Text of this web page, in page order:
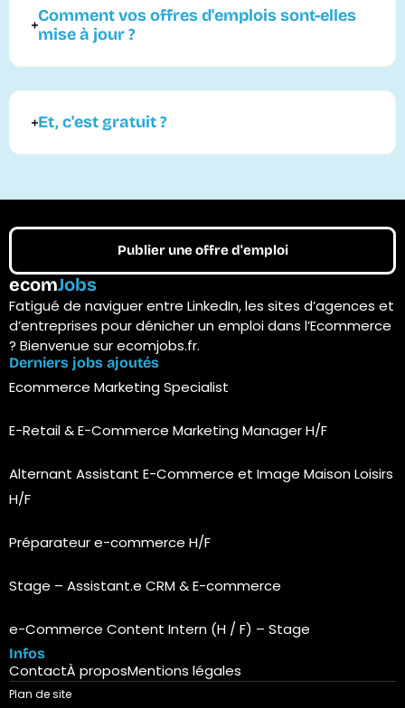
Comment vos offres d'emplois sont-elles
mise à jour ?
Et, c'est gratuit ?
ecomJobs
Fatigué de naviguer entre LinkedIn, les sites d’agences et
d’entreprises pour dénicher un emploi dans l’Ecommerce
? Bienvenue sur ecomjobs.fr.
Publier une offre d'emploi
Infos
ContactÀ proposMentions légales
Derniers jobs ajoutés
Ecommerce Marketing Specialist
E-Retail & E-Commerce Marketing Manager H/F
Alternant Assistant E-Commerce et Image Maison Loisirs
H/F
Préparateur e-commerce H/F
Stage – Assistant.e CRM & E-commerce
e-Commerce Content Intern (H / F) – Stage
Plan de site